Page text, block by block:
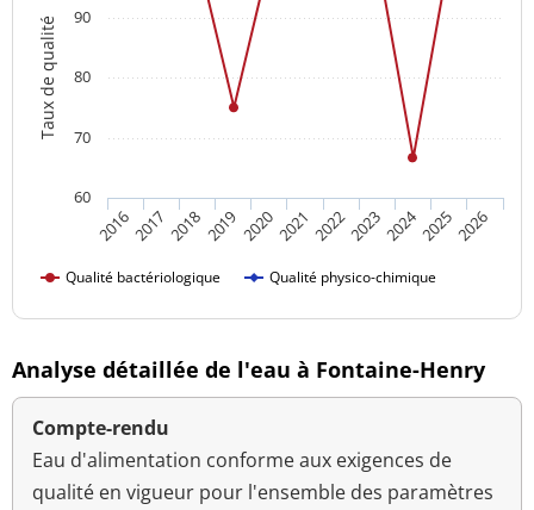
Taux de qualité
Qualité bactériologique Qualité physico-chimique
20162017 201820192020202120222023202420252026
60
70
80
90
Analyse détaillée de l'eau à Fontaine-Henry
Compte-rendu
Eau d'alimentation conforme aux exigences de
qualité en vigueur pour l'ensemble des paramètres